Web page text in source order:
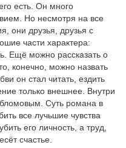
есть. Он много
Но несмотря на все
они друзья, друзья с
части характера:
Ещё можно рассказать о
конечно, можно назвать
он стал читать, ездить
только внешнее. Внутри
Суть романа в
все лучьшие чувства
его личность, а труд,
счастье.